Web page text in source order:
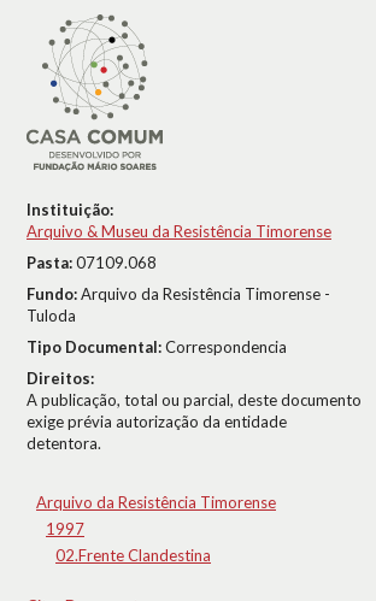
Instituição:
Arquivo & Museu da Resistência Timorense
Pasta:07109.068
Fundo:Arquivo da Resistência Timorense -
Tuloda
Tipo Documental:Correspondencia
Direitos:
A publicação, total ou parcial, deste documento
exige prévia autorização da entidade
detentora.
Arquivo da Resistência Timorense
1997
02.Frente Clandestina